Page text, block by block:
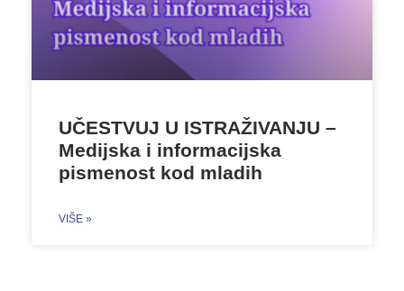
UČESTVUJ U ISTRAŽIVANJU –
Medijska i informacijska
pismenost kod mladih
VIŠE »